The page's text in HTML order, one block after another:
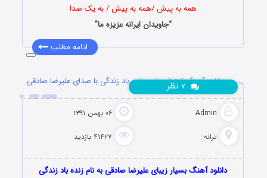
همه به پیش /همه به پیش / به یک صدا
“جاویدان ایرانه عزیزه ما”
ادامه مطلب
دانلود آهنگ تیتراژ برنامه زنده باد زندگی با صدای علیرضا صادقی
Admin ۰۶ بهمن ۱۳۹۱
ترانه ۴۱۴۲۷ بازدید
نظر
دانلود آهنگ بسیار زیبای علیرضا صادقی به نام زنده باد زندگی